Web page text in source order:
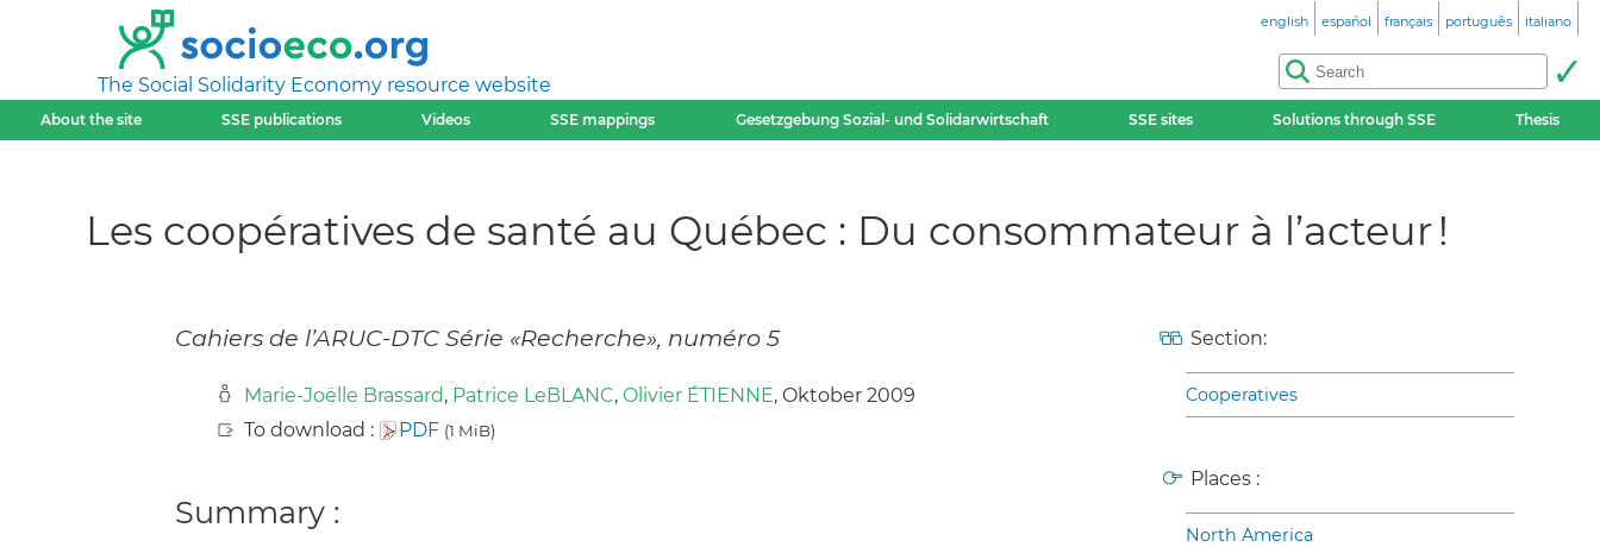
The Social Solidarity Economy resource website
english español français português italiano
About the site SSE publications Videos SSE mappings Gesetzgebung Sozial- und Solidarwirtschaft SSE sites Solutions through SSE Thesis
Les coopératives de santé au Québec : Du consommateur à l’acteur !
Cahiers de l’ARUC-DTC Série «Recherche», numéro 5
Marie-Joëlle Brassard, Patrice LeBLANC, Olivier ÉTIENNE, Oktober 2009
To download :
PDF (1 MiB)
Summary :
Section:
Cooperatives
Places :
North America